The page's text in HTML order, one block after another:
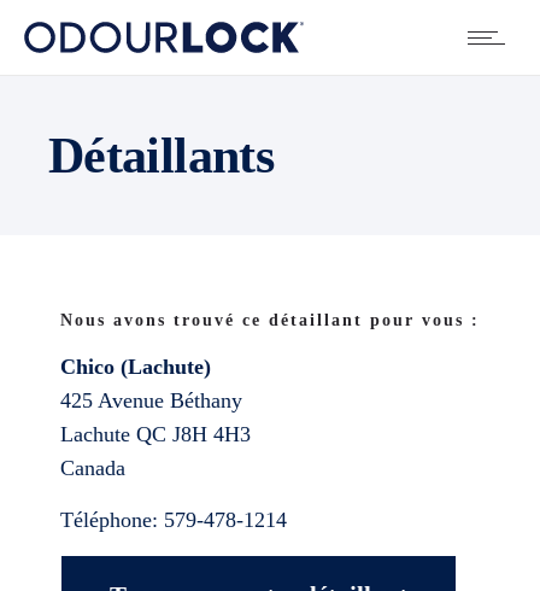
Détaillants
Nous avons trouvé ce détaillant pour vous :
Chico (Lachute)
425 Avenue Béthany
Lachute QC J8H 4H3
Canada
Téléphone: 579-478-1214